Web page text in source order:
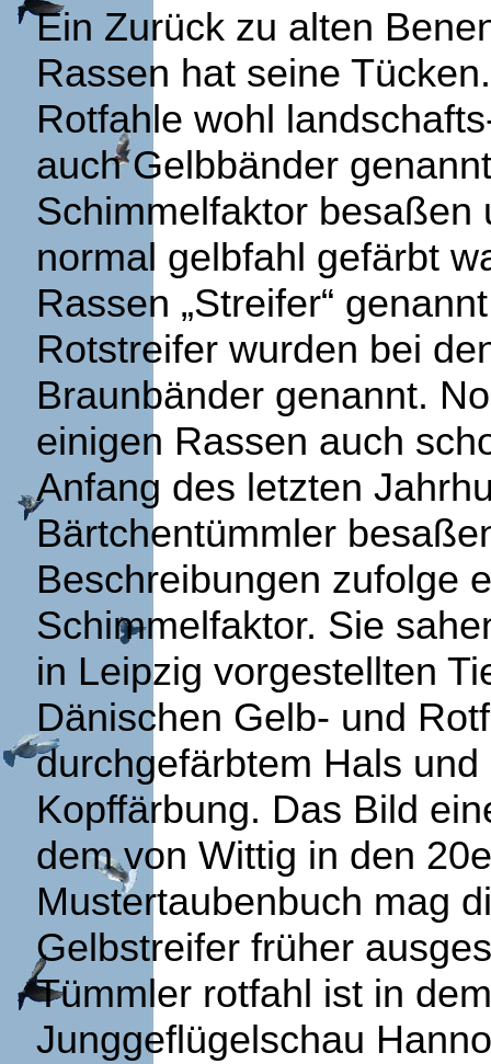
Ein Zurück zu alten
Rassen hat seine
Rotfahle wohl
auch Gelbbänder
Schimmelfaktor besaßen
normal gelbfahl gefärbt
Rassen „Streifer“
Rotstreifer wurden bei
Braunbänder genannt.
einigen Rassen auch
Anfang des letzten
Bärtchentümmler
Beschreibungen zufolge
Schimmelfaktor. Sie
in Leipzig vorgestellten
Dänischen Gelb- und
durchgefärbtem Hals
Kopffärbung. Das Bild
dem von Wittig in den
Mustertaubenbuch mag
Gelbstreifer früher
Tümmler rotfahl ist in
Junggeflügelschau